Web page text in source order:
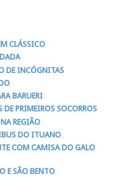
CLÁSSICO
DE INCÓGNITAS
BARUERI
PRIMEIROS SOCORROS
REGIÃO
DO ITUANO
COM CAMISA DO GALO
E SÃO BENTO